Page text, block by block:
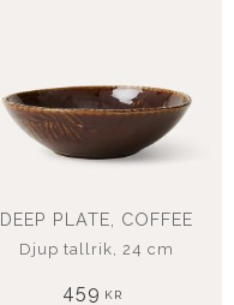
DEEP PLATE, COFFEE
Djup tallrik, 24 cm
459 KR